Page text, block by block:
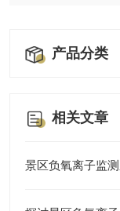
产品分类
相关文章
景区负氧离子监